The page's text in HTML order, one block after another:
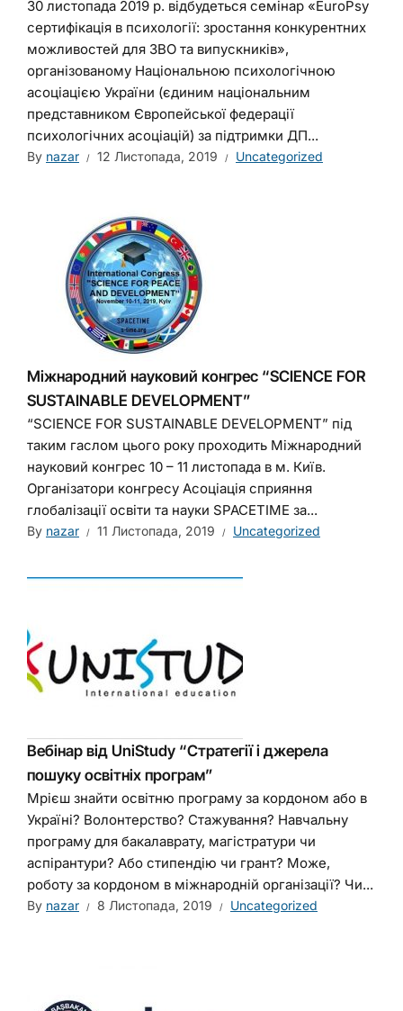
30 листопада 2019 р. відбудеться семінар «EuroPsy
сертифікація в психології: зростання конкурентних
можливостей для ЗВО та випускників»,
організованому Національною психологічною
асоціацією України (єдиним національним
представником Європейської федерації
психологічних асоціацій) за підтримки ДП...
By nazar 12 Листопада, 2019 Uncategorized
Міжнародний науковий конгрес “SCIENCE FOR
SUSTAINABLE DEVELOPMENT”
“SCIENCE FOR SUSTAINABLE DEVELOPMENT” під
таким гаслом цього року проходить Міжнародний
науковий конгрес 10 – 11 листопада в м. Київ.
Організатори конгресу Асоціація сприяння
глобалізації освіти та науки SPACETIME за...
By nazar 11 Листопада, 2019 Uncategorized
Вебінар від UniStudy “Стратегії і джерела
пошуку освітніх програм”
Мрієш знайти освітню програму за кордоном або в
Україні? Волонтерство? Стажування? Навчальну
програму для бакалаврату, магістратури чи
аспірантури? Або стипендію чи грант? Може,
роботу за кордоном в міжнародній організації? Чи...
By nazar 8 Листопада, 2019 Uncategorized